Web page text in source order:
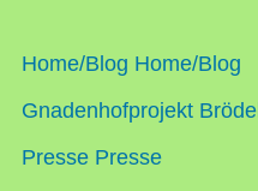
Home/Blog Home/Blog
Gnadenhofprojekt Brödel
Presse Presse